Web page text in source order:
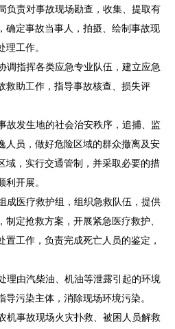
负责对事故现场勘查，收集、提取有
确定事故当事人，拍摄、绘制事故现
工作。
调指挥各类应急专业队伍，建立应急
救助工作，指导事故核查、损失评
故发生地的社会治安秩序，追捕、监
人员，做好危险区域的群众撤离及安
域，实行交通管制，并采取必要的措
开展。
成医疗救护组，组织急救队伍，提供
定抢救方案，开展紧急医疗救护、
置工作，负责完成死亡人员的鉴定 ，
理由汽柴油、机油等泄露引起的环境
污染主体，消除现场环境污染。
机事故现场火灾扑救、被困人员解救